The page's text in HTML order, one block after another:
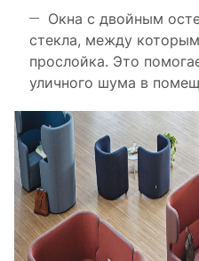
Окна с двойным
стекла, между
прослойка. Это
уличного шума в